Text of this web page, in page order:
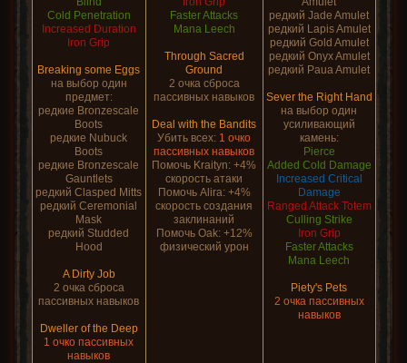
Cold Penetration
Increased Duration
Iron Grip
Breaking some Eggs
на выбор один
предмет:
редкие Bronzescale
Boots
редкие Nubuck
Boots
редкие Bronzescale
Gauntlets
редкий Clasped Mitts
редкий Ceremonial
Mask
редкий Studded
Hood
A Dirty Job
2 очка сброса
пассивных навыков
Dweller of the Deep
1 очко пассивных
навыков
Faster Attacks
Mana Leech
Through Sacred
Ground
2 очка сброса
пассивных навыков
Deal with the Bandits
Убить всех: 1 очко
пассивных навыков
Помочь Kraityn: +4%
скорость атаки
Помочь Alira: +4%
скорость создания
заклинаний
Помочь Oak: +12%
физический урон
редкий Jade Amulet
редкий Lapis Amulet
редкий Gold Amulet
редкий Onyx Amulet
редкий Paua Amulet
Sever the Right Hand
на выбор один
усиливающий
камень:
Pierce
Added Cold Damage
Increased Critical
Damage
Ranged Attack Totem
Culling Strike
Iron Grip
Faster Attacks
Mana Leech
Piety's Pets
2 очка пассивных
навыков